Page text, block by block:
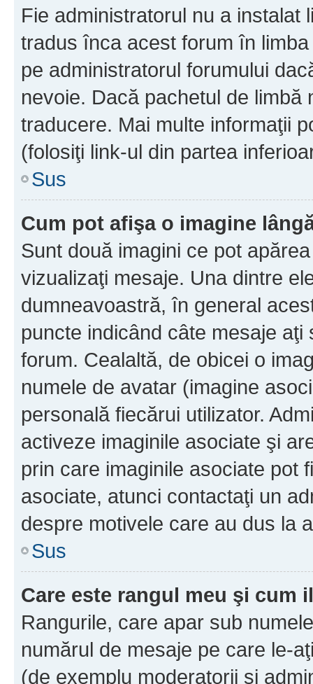
Fie administratorul nu a instalat
tradus înca acest forum în
pe administratorul forumului
nevoie. Dacă pachetul de
traducere. Mai multe informaţii
(folosiţi link-ul din partea
Sus
Cum pot afişa o imagine
Sunt două imagini ce pot
vizualizaţi mesaje. Una dintre
dumneavoastră, în general
puncte indicând câte mesaje
forum. Cealaltă, de obicei o
numele de avatar (imagine
personală fiecărui utilizator.
activeze imaginile asociate şi
prin care imaginile asociate pot
asociate, atunci contactaţi un
despre motivele care au dus la
Sus
Care este rangul meu şi cum
Rangurile, care apar sub
numărul de mesaje pe care le-
(de exemplu moderatorii şi